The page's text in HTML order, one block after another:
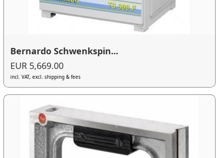
Bernardo Schwenkspin...
EUR 5,669.00
incl. VAT, excl. shipping & fees